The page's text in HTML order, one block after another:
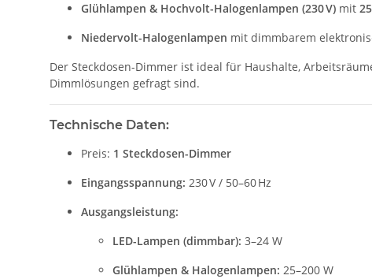
Glühlampen & Hochvolt-Halogenlampen (230 V) mit
Niedervolt-Halogenlampen mit dimmbarem
Der Steckdosen-Dimmer ist ideal für Haushalte,
Dimmlösungen gefragt sind.
Technische Daten:
Preis: 1 Steckdosen-Dimmer
Eingangsspannung: 230 V / 50–60 Hz
Ausgangsleistung:
LED-Lampen (dimmbar): 3–24 W
Glühlampen & Halogenlampen: 25–200 W